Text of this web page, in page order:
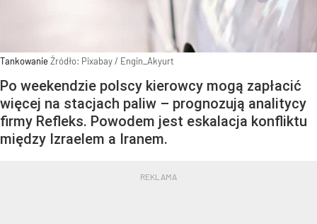
TankowanieŹródło: Pixabay/ Engin_Akyurt
Po weekendzie polscy kierowcy mogą zapłacić
więcej na stacjach paliw – prognozują analitycy
firmy Refleks. Powodem jest eskalacja konfliktu
między Izraelem a Iranem.